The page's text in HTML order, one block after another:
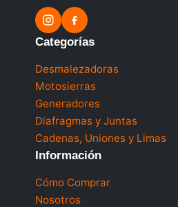
Categorías
Desmalezadoras
Motosierras
Generadores
Diafragmas y Juntas
Cadenas, Uniones y Limas
Información
Cómo Comprar
Nosotros